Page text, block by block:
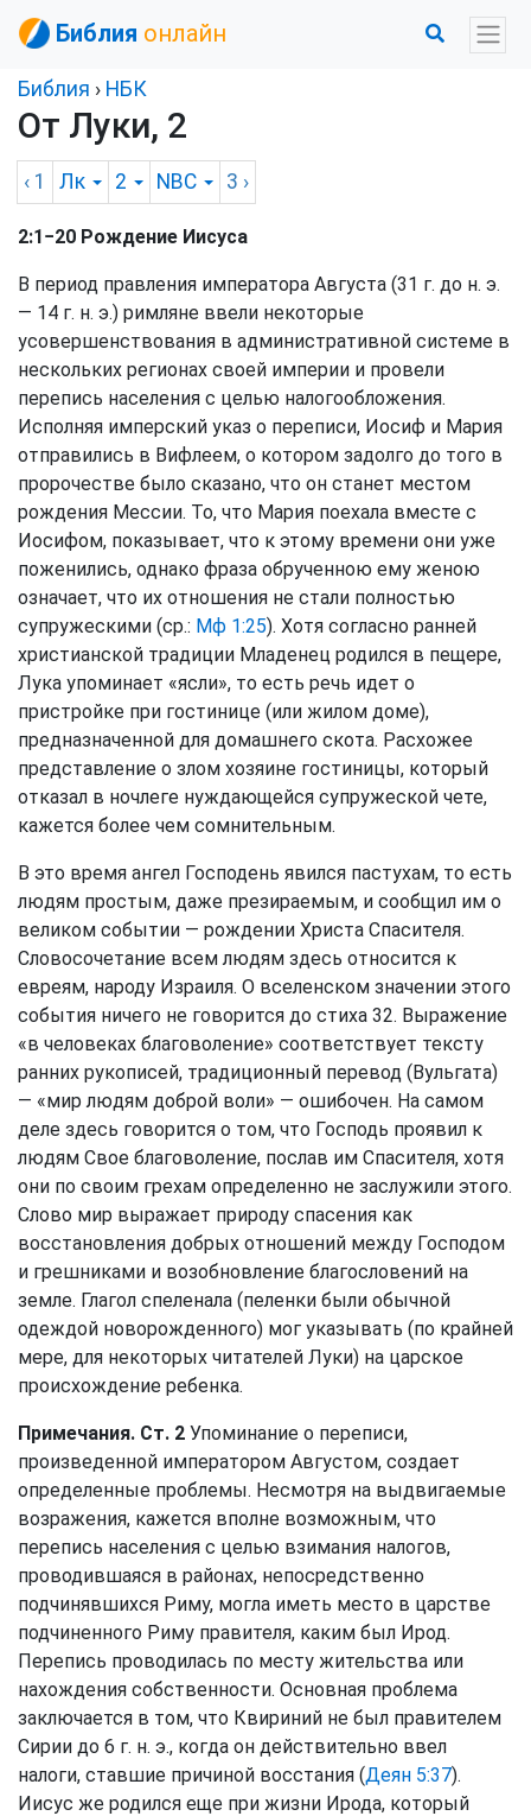
Библия онлайн
Библия › НБК
От Луки, 2
‹ 1 Лк 2 NBC 3 ›
2:1−20 Рождение Иисуса
В период правления императора Августа (31 г. до н. э.
— 14 г. н. э.) римляне ввели некоторые
усовершенствования в административной системе в
нескольких регионах своей империи и провели
перепись населения с целью налогообложения.
Исполняя имперский указ о переписи, Иосиф и Мария
отправились в Вифлеем, о котором задолго до того в
пророчестве было сказано, что он станет местом
рождения Мессии. То, что Мария поехала вместе с
Иосифом, показывает, что к этому времени они уже
поженились, однако фраза обрученною ему женою
означает, что их отношения не стали полностью
супружескими (ср.: Мф 1:25). Хотя согласно ранней
христианской традиции Младенец родился в пещере,
Лука упоминает «ясли», то есть речь идет о
пристройке при гостинице (или жилом доме),
предназначенной для домашнего скота. Расхожее
представление о злом хозяине гостиницы, который
отказал в ночлеге нуждающейся супружеской чете,
кажется более чем сомнительным.
В это время ангел Господень явился пастухам, то есть
людям простым, даже презираемым, и сообщил им о
великом событии — рождении Христа Спасителя.
Словосочетание всем людям здесь относится к
евреям, народу Израиля. О вселенском значении этого
события ничего не говорится до стиха 32. Выражение
«в человеках благоволение» соответствует тексту
ранних рукописей, традиционный перевод (Вульгата)
— «мир людям доброй воли» — ошибочен. На самом
деле здесь говорится о том, что Господь проявил к
людям Свое благоволение, послав им Спасителя, хотя
они по своим грехам определенно не заслужили этого.
Слово мир выражает природу спасения как
восстановления добрых отношений между Господом
и грешниками и возобновление благословений на
земле. Глагол спеленала (пеленки были обычной
одеждой новорожденного) мог указывать (по крайней
мере, для некоторых читателей Луки) на царское
происхождение ребенка.
Примечания. Ст. 2 Упоминание о переписи,
произведенной императором Августом, создает
определенные проблемы. Несмотря на выдвигаемые
возражения, кажется вполне возможным, что
перепись населения с целью взимания налогов,
проводившаяся в районах, непосредственно
подчинявшихся Риму, могла иметь место в царстве
подчиненного Риму правителя, каким был Ирод.
Перепись проводилась по месту жительства или
нахождения собственности. Основная проблема
заключается в том, что Квириний не был правителем
Сирии до 6 г. н. э., когда он действительно ввел
налоги, ставшие причиной восстания (Деян 5:37).
Иисус же родился еще при жизни Ирода, который